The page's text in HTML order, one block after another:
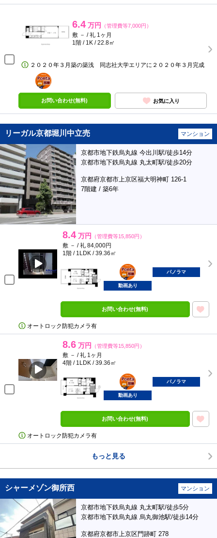
6.4 万円 （管理費等7,000円）
敷 － / 礼 1ヶ月
1階 / 1K / 22.8㎡
２０２０年３月築の築浅 同志社大学エリアに２０２０年３月完成
ポンタ
部屋
お問い合わせ(無料) お気に入り
リーガル京都堀川中立売 マンション
京都市地下鉄烏丸線 今出川駅/徒歩14分
京都市地下鉄烏丸線 丸太町駅/徒歩20分
京都府京都市上京区福大明神町 126-1
7階建 / 築6年
8.4 万円 （管理費等15,850円）
敷 － / 礼 84,000円
1階 / 1LDK / 39.36㎡
ポンタ
部屋
パノラマ
動画あり
お問い合わせ(無料)
オートロック防犯カメラ有
8.6 万円 （管理費等15,850円）
敷 － / 礼 1ヶ月
4階 / 1LDK / 39.36㎡
ポンタ
部屋
パノラマ
動画あり
お問い合わせ(無料)
オートロック防犯カメラ有
もっと見る
シャーメゾン御所西 マンション
京都市地下鉄烏丸線 丸太町駅/徒歩5分
京都市地下鉄烏丸線 烏丸御池駅/徒歩14分
京都府京都市上京区門跡町 278